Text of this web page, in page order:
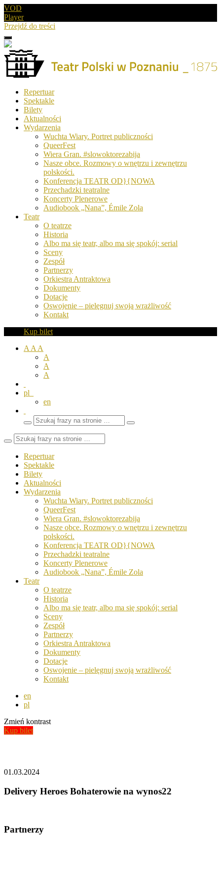
VOD
Player
Przejdź do treści
Menu
Drugie
logo
Teatr
Polski
Poznaniu
Repertuar
Spektakle
Bilety
Aktualności
Wydarzenia
Wuchta Wiary. Portret publiczności
QueerFest
Wiera Gran. #slowoktorezabija
Nasze obce. Rozmowy o wnętrzu i zewnętrzu
polskości.
Konferencja TEATR OD}{NOWA
Przechadzki teatralne
Koncerty Plenerowe
Audiobook „Nana”, Émile Zola
Teatr
O teatrze
Historia
Albo ma się teatr, albo ma się spokój: serial
Sceny
Zespół
Partnerzy
Orkiestra Antraktowa
Dokumenty
Dotacje
Oswojenie – pielęgnuj swoją wrażliwość
Kontakt
Kup bilet
A A A
A
A
A
pl
en
Wyszukaj
frazy
Zamknij
Repertuar
Spektakle
Bilety
Aktualności
Wydarzenia
Wuchta Wiary. Portret publiczności
QueerFest
Wiera Gran. #slowoktorezabija
Nasze obce. Rozmowy o wnętrzu i zewnętrzu
polskości.
Konferencja TEATR OD}{NOWA
Przechadzki teatralne
Koncerty Plenerowe
Audiobook „Nana”, Émile Zola
Teatr
O teatrze
Historia
Albo ma się teatr, albo ma się spokój: serial
Sceny
Zespół
Partnerzy
Orkiestra Antraktowa
Dokumenty
Dotacje
Oswojenie – pielęgnuj swoją wrażliwość
Kontakt
en
pl
Zmień kontrast
Kup bilet
01.03.2024
Delivery Heroes Bohaterowie na wynos22
Partnerzy